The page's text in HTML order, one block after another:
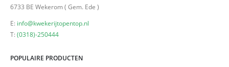
6733 BE Wekerom ( Gem. Ede )
E: info@kwekerijtopentop.nl
T:(0318)-250444
POPULAIRE PRODUCTEN